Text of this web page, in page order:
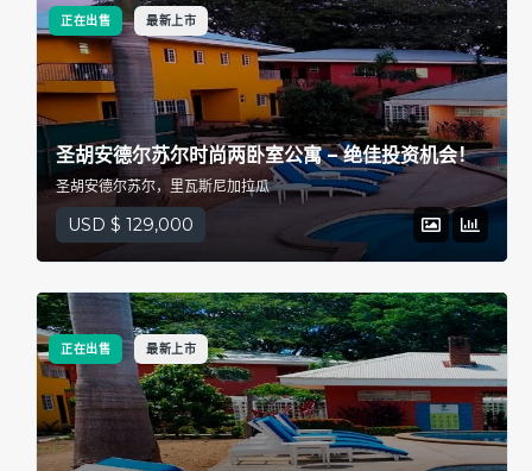
正在出售 最新上市
圣胡安德尔苏尔时尚两卧室公寓 – 绝佳投资机会！
圣胡安德尔苏尔，里瓦斯尼加拉瓜
USD $ 129,000
正在出售 最新上市